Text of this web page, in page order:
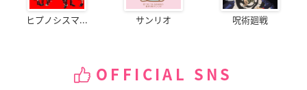
ヒプノシスマ... サンリオ 呪術廻戦
OFFICIAL SNS